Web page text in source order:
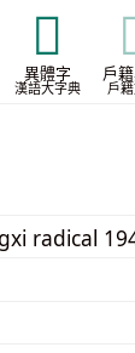
𩴿
異體字
漢語大字典
戶
戶
radical